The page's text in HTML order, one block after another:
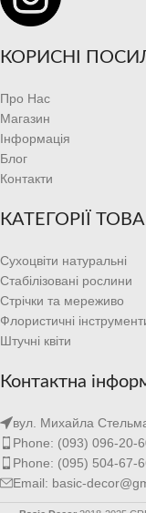
КОРИСНІ
Про Нас
Магазин
Інформація
Блог
Контакти
КАТЕГОРІЇ
Сухоцвіти натуральні
Стабілізовані рослини
Стрічки та мереживо
Флористичні
Штучні квіти
Контактна
вул. Михайла
Phone: (093) 096-20-
Phone: (095) 504-67-
Email: basic-